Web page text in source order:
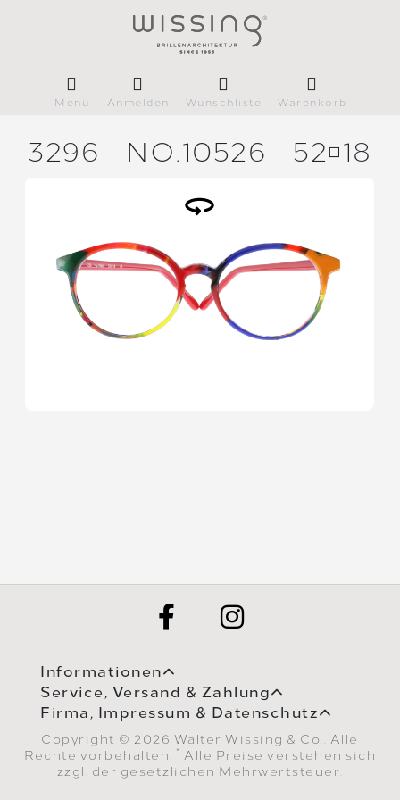
Menü Anmelden Wunschliste Warenkorb
3296 NO.10526 5218
Informationen
Service, Versand & Zahlung
Firma, Impressum & Datenschutz
Copyright © 2026 Walter Wissing & Co.. Alle
Rechte vorbehalten.
* Alle Preise verstehen sich
zzgl. der gesetzlichen Mehrwertsteuer.